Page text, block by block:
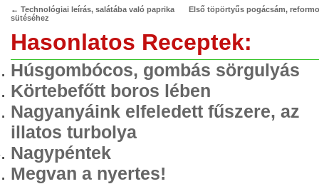
← Technológiai leírás, salátába való paprika
sütéséhez
Első töpörtyűs pogácsám,
Hasonlatos Receptek:
Húsgombócos, gombás sörgulyás
Körtebefőtt boros lében
Nagyanyáink elfeledett fűszere, az
illatos turbolya
Nagypéntek
Megvan a nyertes!